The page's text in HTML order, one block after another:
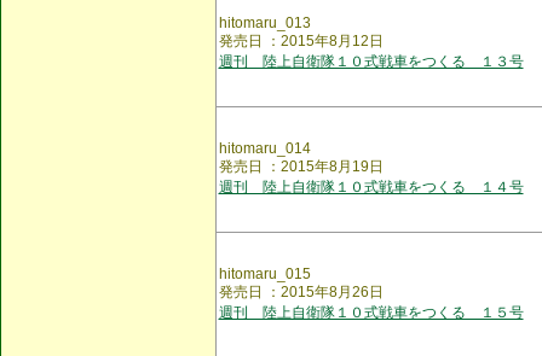
hitomaru_013
発売日 ：2015年8月12日
週刊 陸上自衛隊１０式戦車をつくる １３号
hitomaru_014
発売日 ：2015年8月19日
週刊 陸上自衛隊１０式戦車をつくる １４号
hitomaru_015
発売日 ：2015年8月26日
週刊 陸上自衛隊１０式戦車をつくる １５号